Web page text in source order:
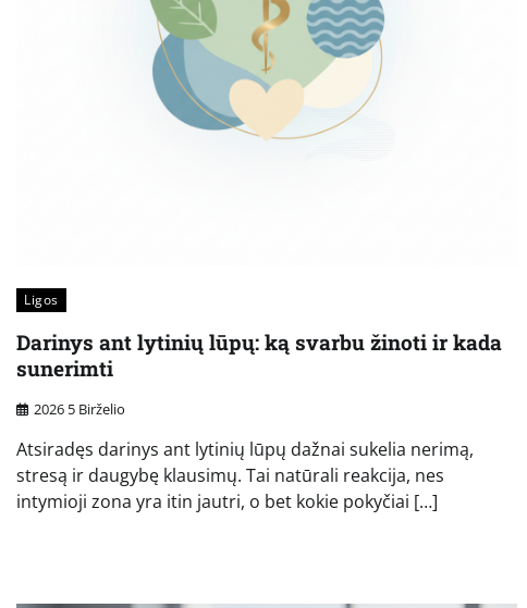
Ligos
Darinys ant lytinių lūpų: ką svarbu žinoti ir kada
sunerimti
2026 5 Birželio
Atsiradęs darinys ant lytinių lūpų dažnai sukelia nerimą,
stresą ir daugybę klausimų. Tai natūrali reakcija, nes
intymioji zona yra itin jautri, o bet kokie pokyčiai […]